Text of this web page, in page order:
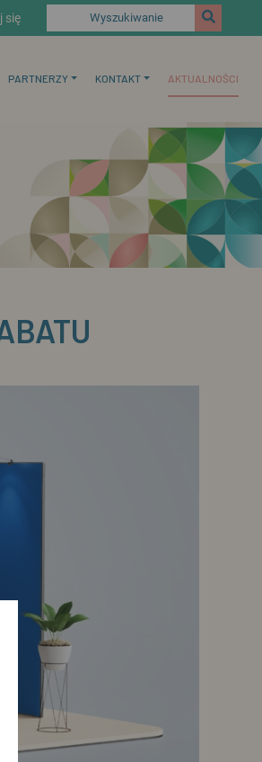
się Wyszukiwanie
PARTNERZY KONTAKT AKTUALNOŚCI